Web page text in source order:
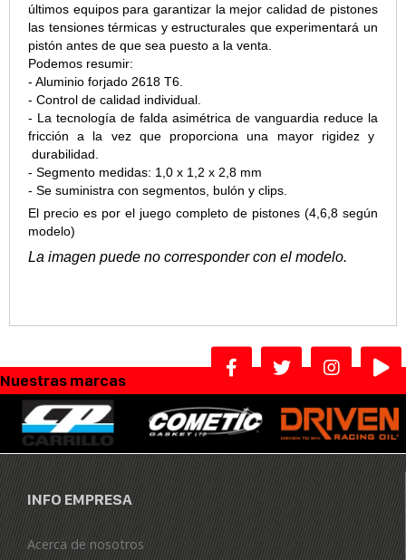
últimos equipos para garantizar la mejor calidad de pistones
las tensiones térmicas y estructurales que experimentará un
pistón antes de que sea puesto a la venta.
Podemos resumir:
- Aluminio forjado 2618 T6.
- Control de calidad individual.
- La tecnología de falda asimétrica de vanguardia reduce la
fricción a la vez que proporciona una mayor rigidez y
durabilidad.
- Segmento medidas: 1,0 x 1,2 x 2,8 mm
- Se suministra con segmentos, bulón y clips.
El precio es por el juego completo de pistones (4,6,8 según
modelo)
La imagen puede no corresponder con el modelo.
Nuestras marcas
INFO EMPRESA
Acerca de nosotros